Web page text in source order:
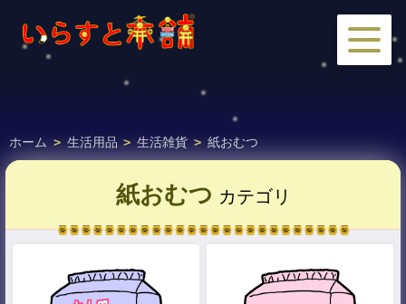
ホーム > 生活用品 > 生活雑貨 > 紙おむつ
紙おむつ カテゴリ